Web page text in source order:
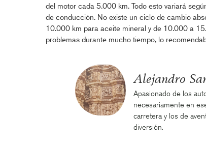
del motor cada 5.000 km. Todo esto variará
de conducción. No existe un ciclo de cambio
10.000 km para aceite mineral y de 10.000 a
problemas durante mucho tiempo, lo
Alejandro
Apasionado de los
necesariamente en
carretera y los de
diversión.